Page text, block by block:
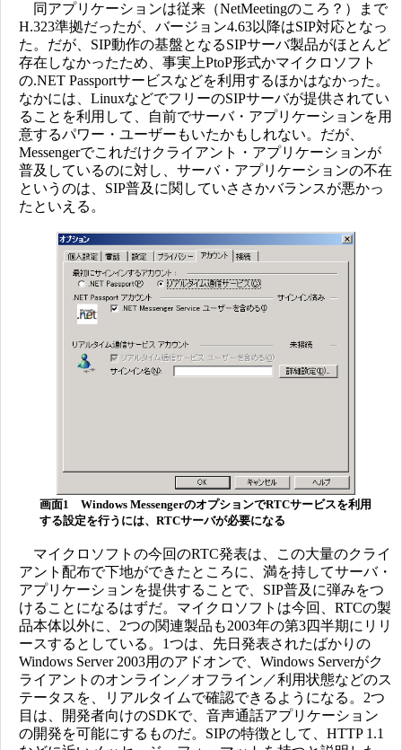
同アプリケーションは従来（NetMeetingのころ？）まで
H.323準拠だったが、バージョン4.63以降はSIP対応となっ
た。だが、SIP動作の基盤となるSIPサーバ製品がほとんど
存在しなかったため、事実上PtoP形式かマイクロソフト
の.NET Passportサービスなどを利用するほかはなかった。
なかには、LinuxなどでフリーのSIPサーバが提供されてい
ることを利用して、自前でサーバ・アプリケーションを用
意するパワー・ユーザーもいたかもしれない。だが、
Messengerでこれだけクライアント・アプリケーションが
普及しているのに対し、サーバ・アプリケーションの不在
というのは、SIP普及に関していささかバランスが悪かっ
たといえる。
画面1 Windows MessengerのオプションでRTCサービスを利用
する設定を行うには、RTCサーバが必要になる
マイクロソフトの今回のRTC発表は、この大量のクライ
アント配布で下地ができたところに、満を持してサーバ・
アプリケーションを提供することで、SIP普及に弾みをつ
けることになるはずだ。マイクロソフトは今回、RTCの製
品本体以外に、2つの関連製品も2003年の第3四半期にリリ
ースするとしている。1つは、先日発表されたばかりの
Windows Server 2003用のアドオンで、Windows Serverがク
ライアントのオンライン／オフライン／利用状態などのス
テータスを、リアルタイムで確認できるようになる。2つ
目は、開発者向けのSDKで、音声通話アプリケーション
の開発を可能にするものだ。SIPの特徴として、HTTP 1.1